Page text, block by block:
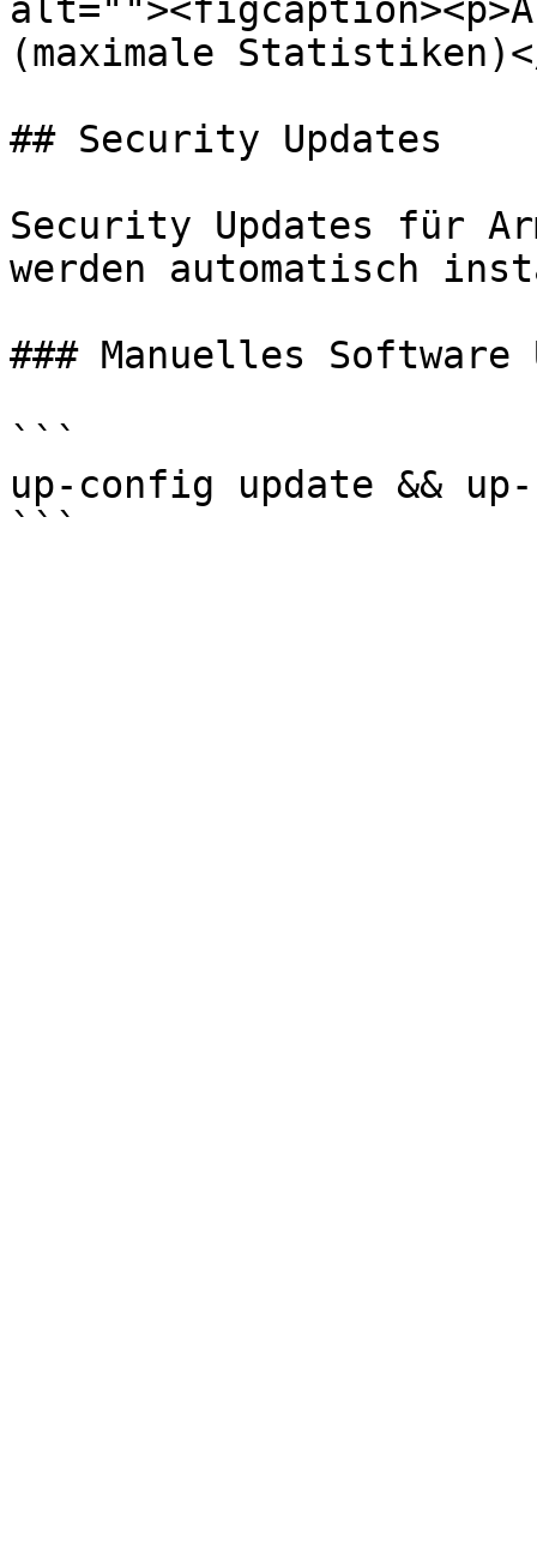
(maximale
## Security Updates
Security Updates für
werden automatisch
### Manuelles Software
```
up-config update &&